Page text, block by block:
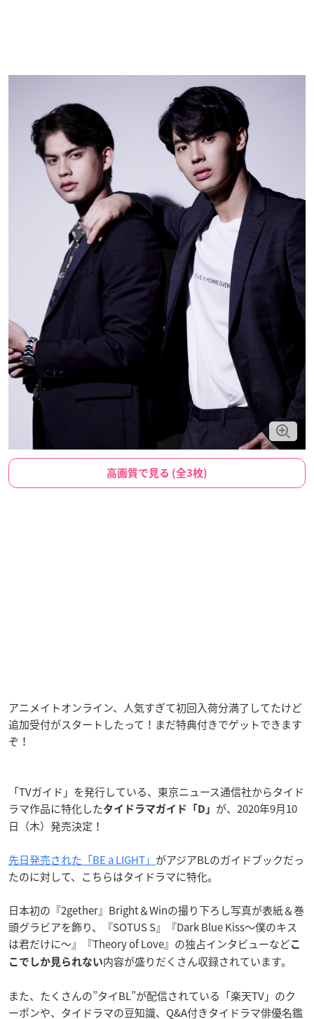
高画質で見る (全3枚)
アニメイトオンライン、人気すぎて初回入荷分満了してたけど
追加受付がスタートしたって！まだ特典付きでゲットできます
ぞ！
「TVガイド」を発行している、東京ニュース通信社からタイド
ラマ作品に特化したタイドラマガイド「D」 が、2020年9月10
日（木）発売決定！
先日発売された「BE a LIGHT」 がアジアBLのガイドブックだっ
たのに対して、こちらはタイドラマに特化。
日本初の『2gether』Bright＆Winの撮り下ろし写真が表紙＆巻
頭グラビアを飾り、『SOTUS S』『Dark Blue Kiss～僕のキス
は君だけに～』『Theory of Love』の独占インタビューなどこ
こでしか見られない内容が盛りだくさん収録されています。
また、たくさんの”タイBL”が配信されている「楽天TV」のク
ーポンや、タイドラマの豆知識、Q&A付きタイドラマ俳優名鑑